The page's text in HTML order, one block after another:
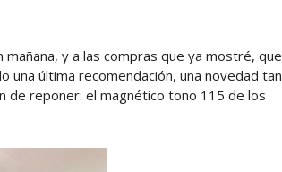
y a las compras que ya mostré, que
última recomendación, una novedad tan
de reponer: el magnético tono 115 de los